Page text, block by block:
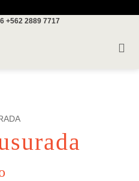
+562 2889 7717